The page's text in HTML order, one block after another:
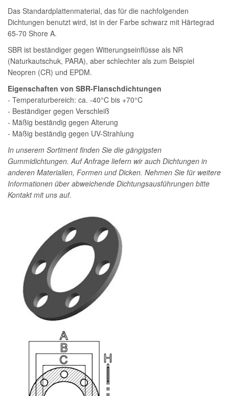
Das Standardplattenmaterial, das für die nachfolgenden
Dichtungen benutzt wird, ist in der Farbe schwarz mit Härtegrad
65-70 Shore A.
SBR ist beständiger gegen Witterungseinflüsse als NR
(Naturkautschuk, PARA), aber schlechter als zum Beispiel
Neopren (CR) und EPDM.
Eigenschaften von SBR-Flanschdichtungen
- Temperaturbereich: ca. -40°C bis +70°C
- Beständiger gegen Verschleiß
- Mäßig beständig gegen Alterung
- Mäßig beständig gegen UV-Strahlung
In unserem Sortiment finden Sie die gängigsten
Gummidichtungen. Auf Anfrage liefern wir auch Dichtungen in
anderen Materialien, Formen und Dicken. Nehmen Sie für weitere
Informationen über abweichende Dichtungsausführungen bitte
Kontakt mit uns auf.